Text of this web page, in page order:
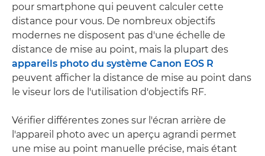
pour smartphone qui peuvent calculer cette
distance pour vous. De nombreux objectifs
modernes ne disposent pas d'une échelle de
distance de mise au point, mais la plupart des
appareils photo du système Canon EOS R
peuvent afficher la distance de mise au point dans
le viseur lors de l'utilisation d'objectifs RF.
Vérifier différentes zones sur l'écran arrière de
l'appareil photo avec un aperçu agrandi permet
une mise au point manuelle précise, mais étant